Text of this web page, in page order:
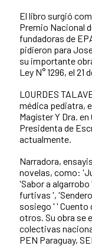
El libro surgió
Premio Nacional
fundadoras de
pidieron para
su importante
Ley N° 1296, el 21
LOURDES
médica pediatra,
Magíster Y Dra.
Presidenta de
actualmente.
Narradora,
novelas, como:
'Sabor a
furtivas ',
sosiego ' ' Cuento
otros. Su obra se
colectivas
PEN Paraguay,